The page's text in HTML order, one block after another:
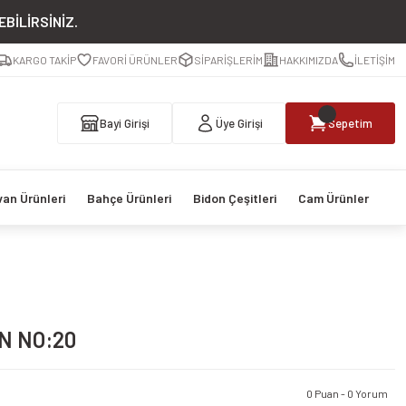
KARGO TAKİP FAVORİ ÜRÜNLER SİPARİŞLERİM HAKKIMIZDA İLETİŞİM
Bayi Girişi Üye Girişi Sepetim
Ürünleri Bahçe Ürünleri Bidon Çeşitleri Cam Ürünler
NO:20
0 Puan - 0 Yorum